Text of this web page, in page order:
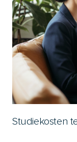
Studiekosten